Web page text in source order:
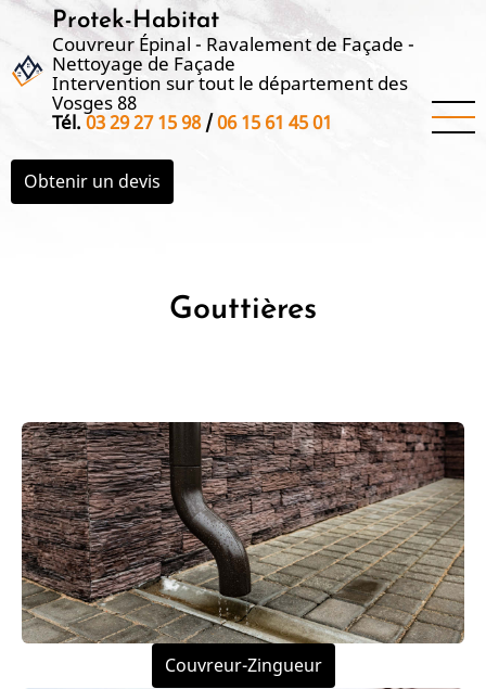
Aller
contenu
principal
Protek-Habitat
Couvreur Épinal - Ravalement de Façade -
Nettoyage de Façade
Intervention sur tout le département des
Vosges 88
Tél.03 29 27 15 98/06 15 61 45 01
Obtenir un devis
Gouttières
Couvreur-Zingueur